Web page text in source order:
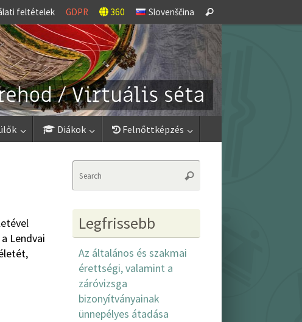
feltételek GDPR 360 Slovenščina
for:
Search
Diákok Felnőttképzés
Lendvai
Search
Legfrissebb
Az általános és szakmai
érettségi, valamint a
záróvizsga
bizonyítványainak
ünnepélyes átadása